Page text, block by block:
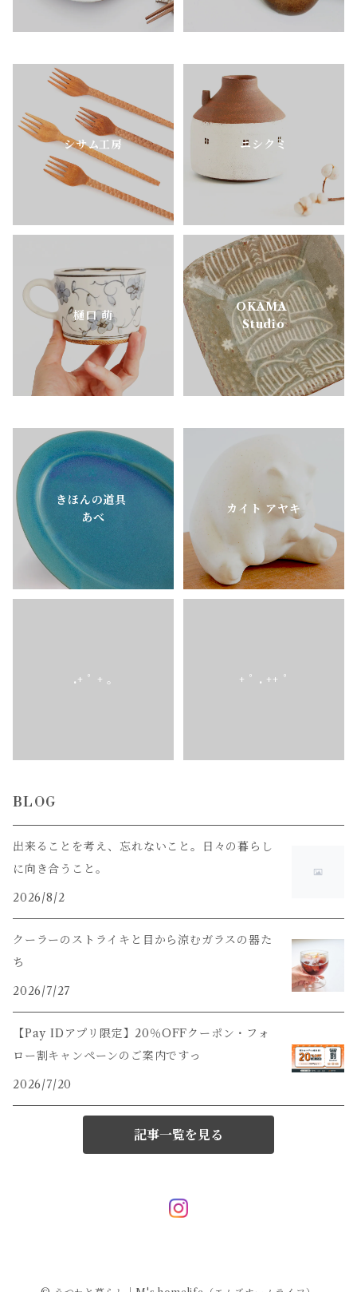
シサム工房 ニシクミ
樋口 萌
OKAMA
Studio
きほんの道具
あべ
カイト アヤキ
.+ ﾟ + ｡ + ﾟ . ++ ﾟ
BLOG
出来ることを考え、忘れないこと。日々の暮らし
に向き合うこと。
2026/8/2
クーラーのストライキと目から涼むガラスの器た
ち
2026/7/27
【Pay IDアプリ限定】20％OFFクーポン・フォ
ロー割キャンペーンのご案内ですっ
2026/7/20
記事一覧を見る